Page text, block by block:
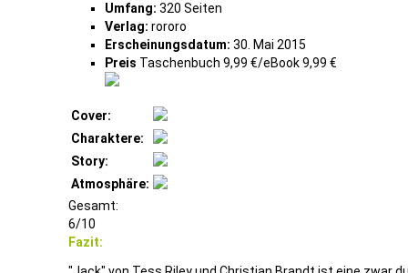
Umfang: 320 Seiten
Verlag: rororo
Erscheinungsdatum: 30. Mai 2015
Preis Taschenbuch 9,99 €/eBook 9,99 €
Cover:
Charaktere:
Story:
Atmosphäre:
Gesamt:
6/10
Fazit: